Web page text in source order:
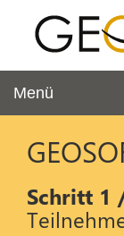
Menü
Schritt 1